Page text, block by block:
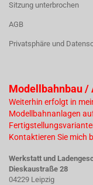
Sitzung unterbrochen
AGB
Privatsphäre und
Modellbahnbau /
Weiterhin erfolgt in
Modellbahnanlagen
Kontaktieren Sie mich
Werkstatt und
Dieskaustraße 28
04229 Leipzig